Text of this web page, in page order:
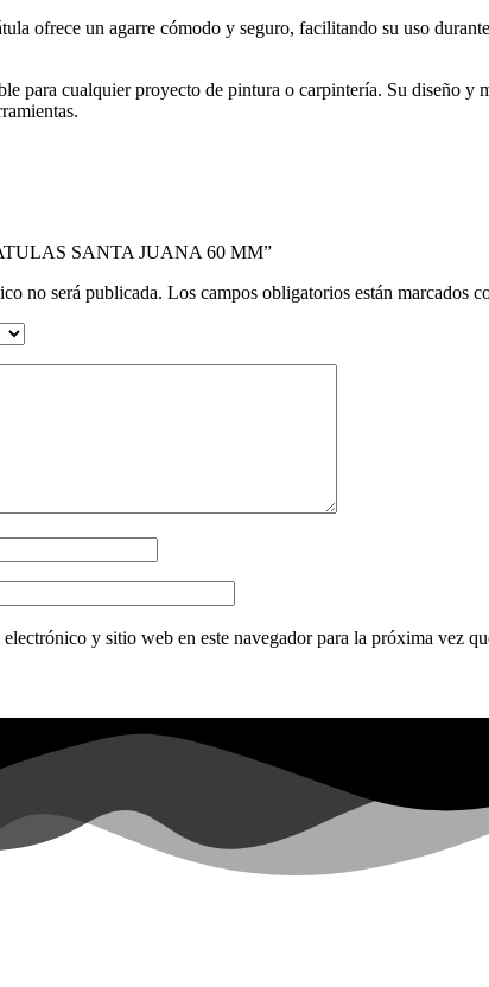
ofrece un agarre cómodo y seguro, facilitando su uso
para cualquier proyecto de pintura o carpintería. Su diseño y
SANTA JUANA 60 MM”
no será publicada. Los campos obligatorios están marcados
y sitio web en este navegador para la próxima vez